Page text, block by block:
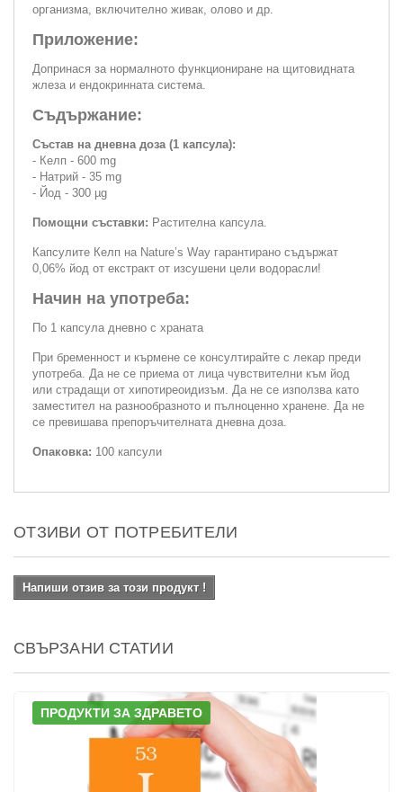
организма, включително живак, олово и др.
Приложение:
Допринася за нормалното функциониране на щитовидната
жлеза и ендокринната система.
Съдържание:
Състав на дневна доза (1 капсула):
- Келп - 600 mg
- Натрий - 35 mg
- Йод - 300 µg
Помощни съставки: Растителна капсула.
Капсулите Келп на Nature’s Way гарантирано съдържат
0,06% йод от екстракт от изсушени цели водорасли!
Начин на употреба:
По 1 капсула дневно с храната
При бременност и кърмене се консултирайте с лекар преди
употреба. Да не се приема от лица чувствителни към йод
или страдащи от хипотиреоидизъм. Да не се използва като
заместител на разнообразното и пълноценно хранене. Да не
се превишава препоръчителната дневна доза.
Опаковка: 100 капсули
ОТЗИВИ ОТ ПОТРЕБИТЕЛИ
Напиши отзив за този продукт !
СВЪРЗАНИ СТАТИИ
ПРОДУКТИ ЗА ЗДРАВЕТО